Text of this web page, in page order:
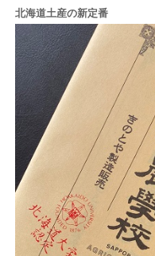
北海道土産の新定番